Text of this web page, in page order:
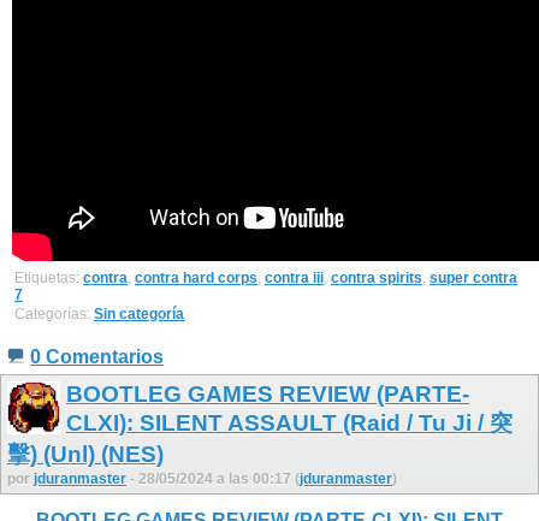
Etiquetas: contra, contra hard corps, contra iii, contra spirits, super contra
7
Categorías: Sin categoría
0 Comentarios
BOOTLEG GAMES REVIEW (PARTE-
CLXI): SILENT ASSAULT (Raid / Tu Ji / 突
擊) (Unl) (NES)
por jduranmaster - 28/05/2024 a las 00:17 (jduranmaster)